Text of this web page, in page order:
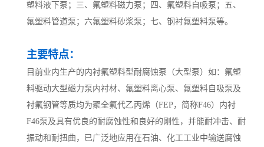
塑料液下泵；三、氟塑料磁力泵；四、氟塑料自吸泵；五、
氟塑料管道泵；六氟塑料砂浆泵；七、钢衬氟塑料泵等。
主要特点：
目前业内生产的内衬氟塑料型耐腐蚀泵（大型泵）如：氟塑
料驱动大型磁力泵内衬材、氟塑料离心泵、氟塑料自吸泵及
衬氟钢管等质均为聚全氟代乙丙烯（FEP，简称F46）内衬
F46泵及具有优良的耐腐蚀性和良好的刚性，并能耐冲击、耐
振动和耐扭曲，已广泛地应用在石油、化工工业中输送腐蚀